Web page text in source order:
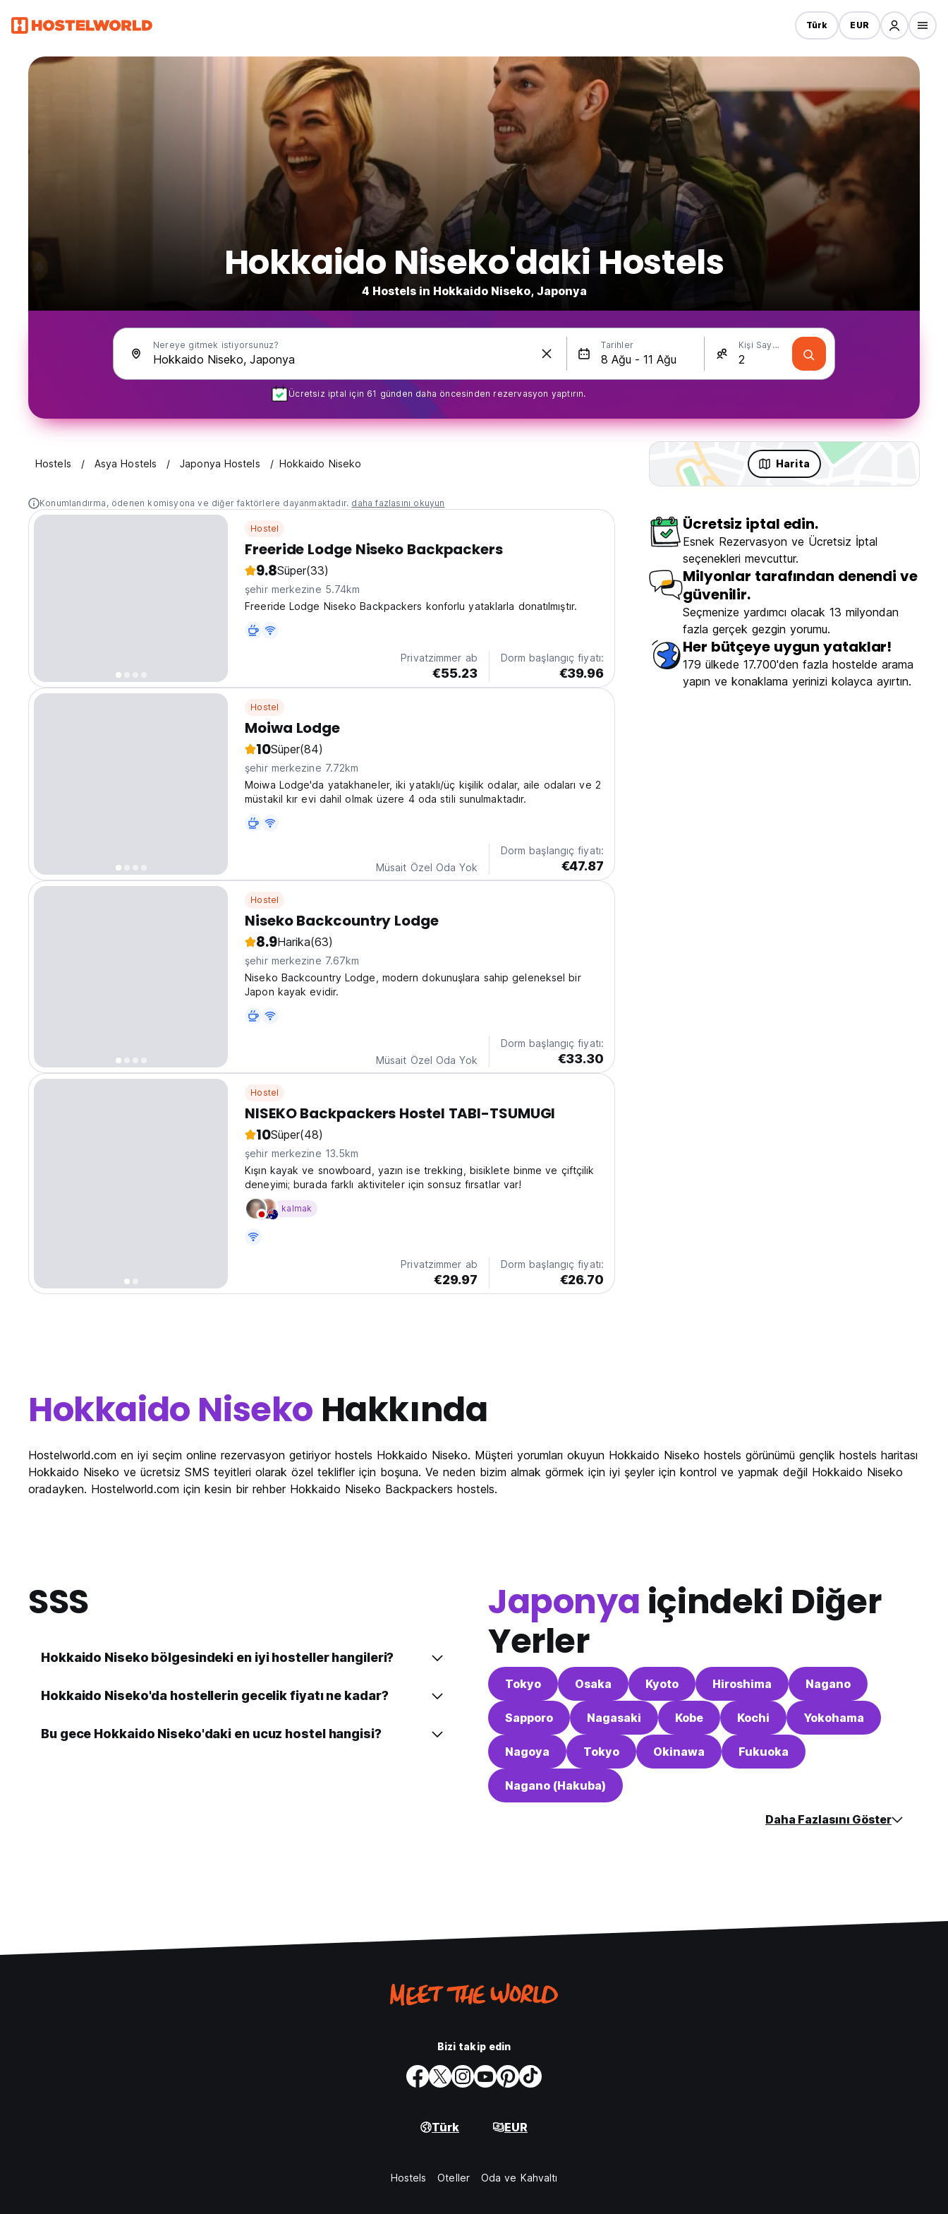
Türk EUR
Hokkaido Niseko'daki Hostels
4 Hostels in Hokkaido Niseko, Japonya
Nereye gitmek istiyorsunuz? Tarihler Kişi Sayısı
Ücretsiz iptal için 61 günden daha öncesinden rezervasyon yaptırın.
Hostels Asya Hostels Japonya Hostels Hokkaido Niseko Harita
Konumlandırma, ödenen komisyona ve diğer faktörlere dayanmaktadır. daha fazlasını okuyun
Hostel
Freeride Lodge Niseko Backpackers
9.8Süper(33)
şehir merkezine 5.74km
Freeride Lodge Niseko Backpackers konforlu yataklarla donatılmıştır.
Privatzimmer ab
€55.23
Dorm başlangıç fiyatı:
€39.96
Hostel
Moiwa Lodge
10Süper(84)
şehir merkezine 7.72km
Moiwa Lodge'da yatakhaneler, iki yataklı/üç kişilik odalar, aile odaları ve 2
müstakil kır evi dahil olmak üzere 4 oda stili sunulmaktadır.
Müsait Özel Oda Yok
Dorm başlangıç fiyatı:
€47.87
Hostel
Niseko Backcountry Lodge
8.9Harika(63)
şehir merkezine 7.67km
Niseko Backcountry Lodge, modern dokunuşlara sahip geleneksel bir
Japon kayak evidir.
Müsait Özel Oda Yok
Dorm başlangıç fiyatı:
€33.30
Hostel
NISEKO Backpackers Hostel TABI-TSUMUGI
10Süper(48)
şehir merkezine 13.5km
Kışın kayak ve snowboard, yazın ise trekking, bisiklete binme ve çiftçilik
deneyimi; burada farklı aktiviteler için sonsuz fırsatlar var!
kalmak
Privatzimmer ab
€29.97
Dorm başlangıç fiyatı:
€26.70
Ücretsiz iptal edin.
Esnek Rezervasyon ve Ücretsiz İptal
seçenekleri mevcuttur.
Milyonlar tarafından denendi ve
güvenilir.
Seçmenize yardımcı olacak 13 milyondan
fazla gerçek gezgin yorumu.
Her bütçeye uygun yataklar!
179 ülkede 17.700'den fazla hostelde arama
yapın ve konaklama yerinizi kolayca ayırtın.
Hokkaido Niseko Hakkında
Hostelworld.com en iyi seçim online rezervasyon getiriyor hostels Hokkaido Niseko. Müşteri yorumları okuyun Hokkaido Niseko hostels görünümü gençlik hostels haritası
Hokkaido Niseko ve ücretsiz SMS teyitleri olarak özel teklifler için boşuna. Ve neden bizim almak görmek için iyi şeyler için kontrol ve yapmak değil Hokkaido Niseko
oradayken. Hostelworld.com için kesin bir rehber Hokkaido Niseko Backpackers hostels.
SSS
Hokkaido Niseko bölgesindeki en iyi hosteller hangileri?
Hokkaido Niseko'da hostellerin gecelik fiyatı ne kadar?
Bu gece Hokkaido Niseko'daki en ucuz hostel hangisi?
Japonya içindeki Diğer
Yerler
Tokyo Osaka Kyoto Hiroshima Nagano
Sapporo Nagasaki Kobe Kochi Yokohama
Nagoya Tokyo Okinawa Fukuoka
Nagano (Hakuba)
Daha Fazlasını Göster
Bizi takip edin
Türk EUR
Hostels Oteller Oda ve Kahvaltı